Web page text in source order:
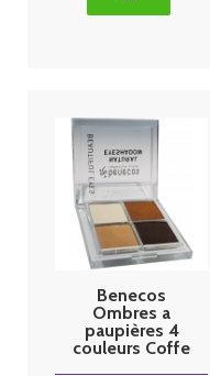
Benecos
Ombres a
paupières 4
couleurs Coffe